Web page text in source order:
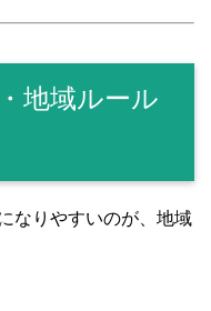
地域ルール
なりやすいのが、地域